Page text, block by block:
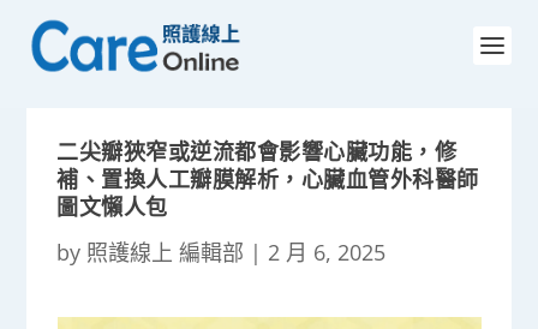
二尖瓣狹窄或逆流都會影響心臟功能，修
補、置換人工瓣膜解析，心臟血管外科醫師
圖文懶人包
by 照護線上 編輯部 | 2 月 6, 2025